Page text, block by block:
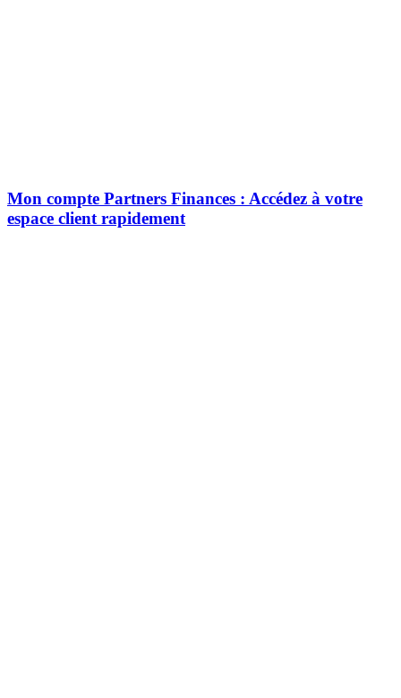
Mon compte Partners Finances : Accédez à votre
espace client rapidement